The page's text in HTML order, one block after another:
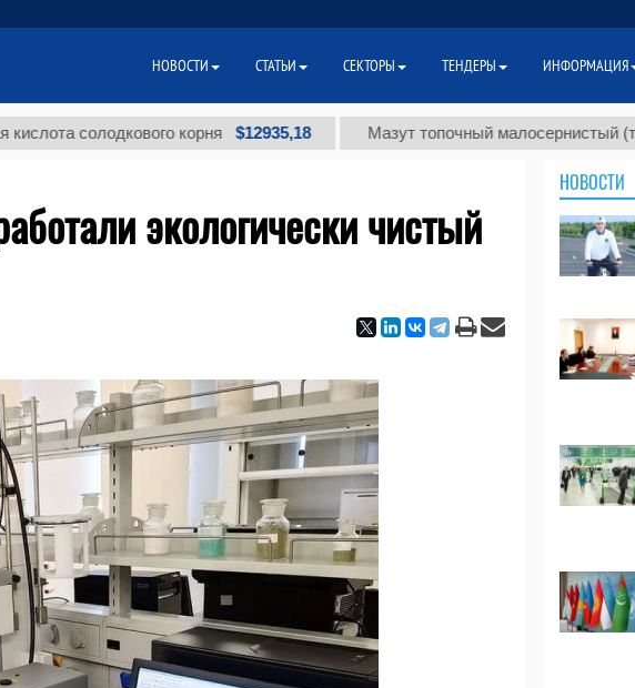
солодкового корня $12935,18 Мазут топочный малосернистый (т.) $300
экологически чистый
НОВОСТИ
НОВОСТИ СТАТЬИ СЕКТОРЫ ТЕНДЕРЫ ИНФОРМАЦИЯ